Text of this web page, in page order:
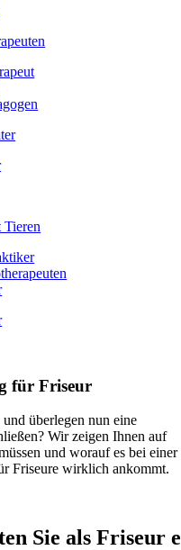
für Friseur
überlegen nun eine
Wir zeigen Ihnen auf
und worauf es bei einer
Friseure wirklich ankommt.
Sie als Friseur